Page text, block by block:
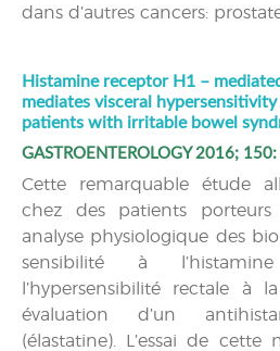
dans d’autres cancers:
Histamine receptor H1 –
mediates visceral
patients with irritable bowel
GASTROENTEROLOGY 2016;
Cette remarquable étude
chez des patients porteurs
analyse physiologique des
sensibilité à
l’hypersensibilité rectale à
évaluation d’un
(élastatine). L’essai de cette